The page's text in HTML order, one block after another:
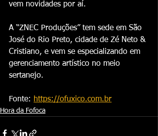
vem novidades por aí.
A “ZNEC Produções” tem sede em São
José do Rio Preto, cidade de Zé Neto &
Cristiano, e vem se especializando em
gerenciamento artístico no meio
sertanejo.
Fonte: https://ofuxico.com.br
Hora da Fofoca